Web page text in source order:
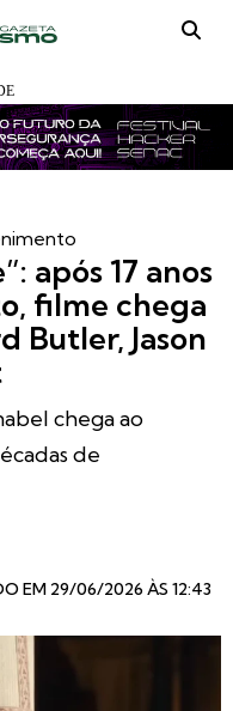
após 17 anos
filme chega
Butler, Jason
chega ao
de
EM 29/06/2026 ÀS 12:43